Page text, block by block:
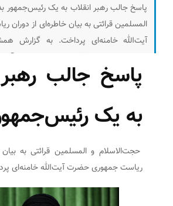
پاسخ جالب رهبر انقلاب به یک رئیس‌جمهور
المسلمین قرائتی به بیان خاطره‌ای از
آیت‌الله خامنه‌ای پرداخت. به گزارش
«کیهان» به نقل از قرائتی نوشت: حضرت
ریاست جمهوری به یکی از کشورهای اسلامی
همراه در خدمت ایشان بودیم.
پاسخ جالب رهبر
به یک
حجت‌الاسلام و المسلمین قرائتی به
ریاست جمهوری حضرت آیت‌الله خامنه‌ای